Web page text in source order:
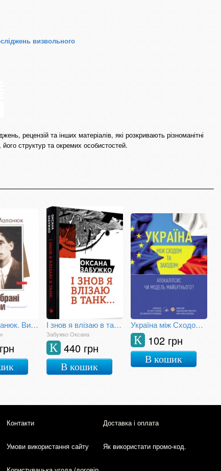
визвольного
рецензій та інших матеріалів, які розкривають різноманітні
його структур та окремих особистостей.
Євген Маланюк. Вибрані твори І знов я влізаю в танк…
Забужко Оксана
440 грн
К
В кошик
Україна між Сходом та Заходом: Апокаліпсис чи модель майбутнього?
102 грн
К
В кошик
Контакти Доставка і оплата
Умови використання сайту Як використати промо-код.